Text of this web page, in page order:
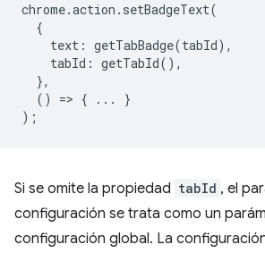
chrome.action . setBadgeText(
{
text : getTabBadge(tabId),
tabId : getTabId(),
},
()
=> { ...
}
);
Si se omite la propiedad tabId , el
configuración se trata como un
configuración global. La